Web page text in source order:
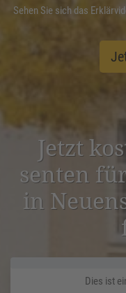
Sehen Sie sich das
Jetzt
senten
in
Dies ist